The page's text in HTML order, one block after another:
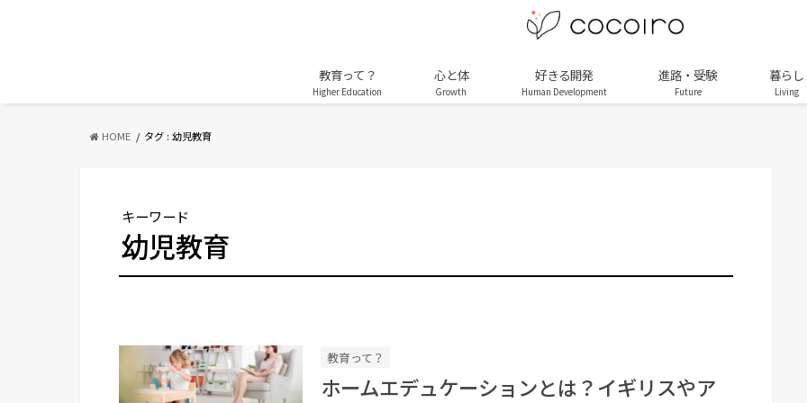
教育って？
Higher Education
心と体
Growth
好きる開発
Human Development
進路・受験
Future
暮らし
Living
HOME タグ : 幼児教育
キーワード
幼児教育
教育って？
ホームエデュケーションとは？イギリスやア